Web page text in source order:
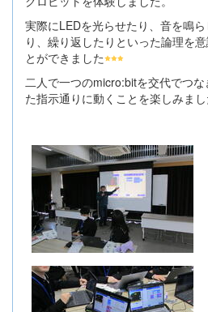
実際にLEDを光らせたり、音を鳴
り、繰り返したりといった論理を
とができました
二人で一つのmicro:bitを交代でつ
た指示通りに動くことを楽しみまし